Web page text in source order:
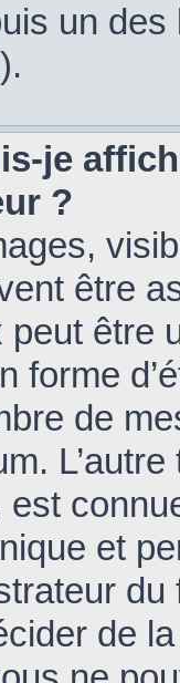
un
je
?
être
peut
forme
de
et
de